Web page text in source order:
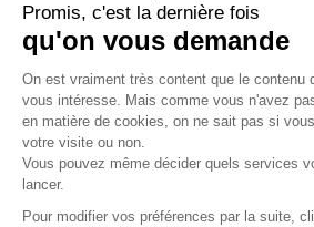
Promis, c'est la dernière fois
qu'on vous demande
Plateforme de
On est vraiment très content que le contenu
vous intéresse. Mais comme vous n'avez
en matière de cookies, on ne sait pas si
votre visite ou non.
Vous pouvez même décider quels services
lancer.
Pour modifier vos préférences par la suite,